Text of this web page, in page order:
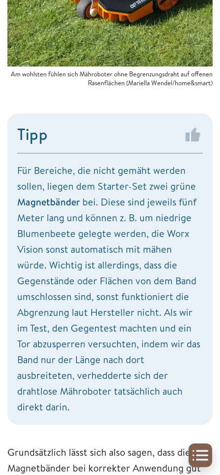
Am wohlsten fühlen sich Mähroboter ohne Begrenzungsdraht auf offenen
Rasenflächen (Mariella Wendel/home&smart)
Tipp
Für Bereiche, die nicht gemäht werden
sollen, liegen dem Starter-Set zwei grüne
Magnetbänder bei. Diese sind jeweils fünf
Meter lang und können z. B. um niedrige
Blumenbeete gelegte werden, die Worx
Vision sonst automatisch mit mähen
würde. Wichtig ist allerdings, dass die
Gegenstände oder Flächen von dem Band
umschlossen sind, sonst funktioniert die
Abgrenzung laut Hersteller nicht. Als wir
im Test, den Gegentest machten und ein
Tor abzusperren versuchten, indem wir das
Band nur der Länge nach dort
ausbreiteten, verhedderte sich der
drahtlose Mähroboter tatsächlich auch
direkt darin.
Grundsätzlich lässt sich also sagen, dass die
Magnetbänder bei korrekter Anwendung gut